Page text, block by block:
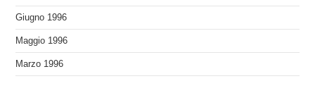
Giugno 1996
Maggio 1996
Marzo 1996